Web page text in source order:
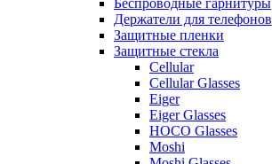
Беспроводные гарнитуры
Держатели для телефонов
Защитные пленки
Защитные стекла
Cellular
Cellular Glasses
Eiger
Eiger Glasses
HOCO Glasses
Moshi